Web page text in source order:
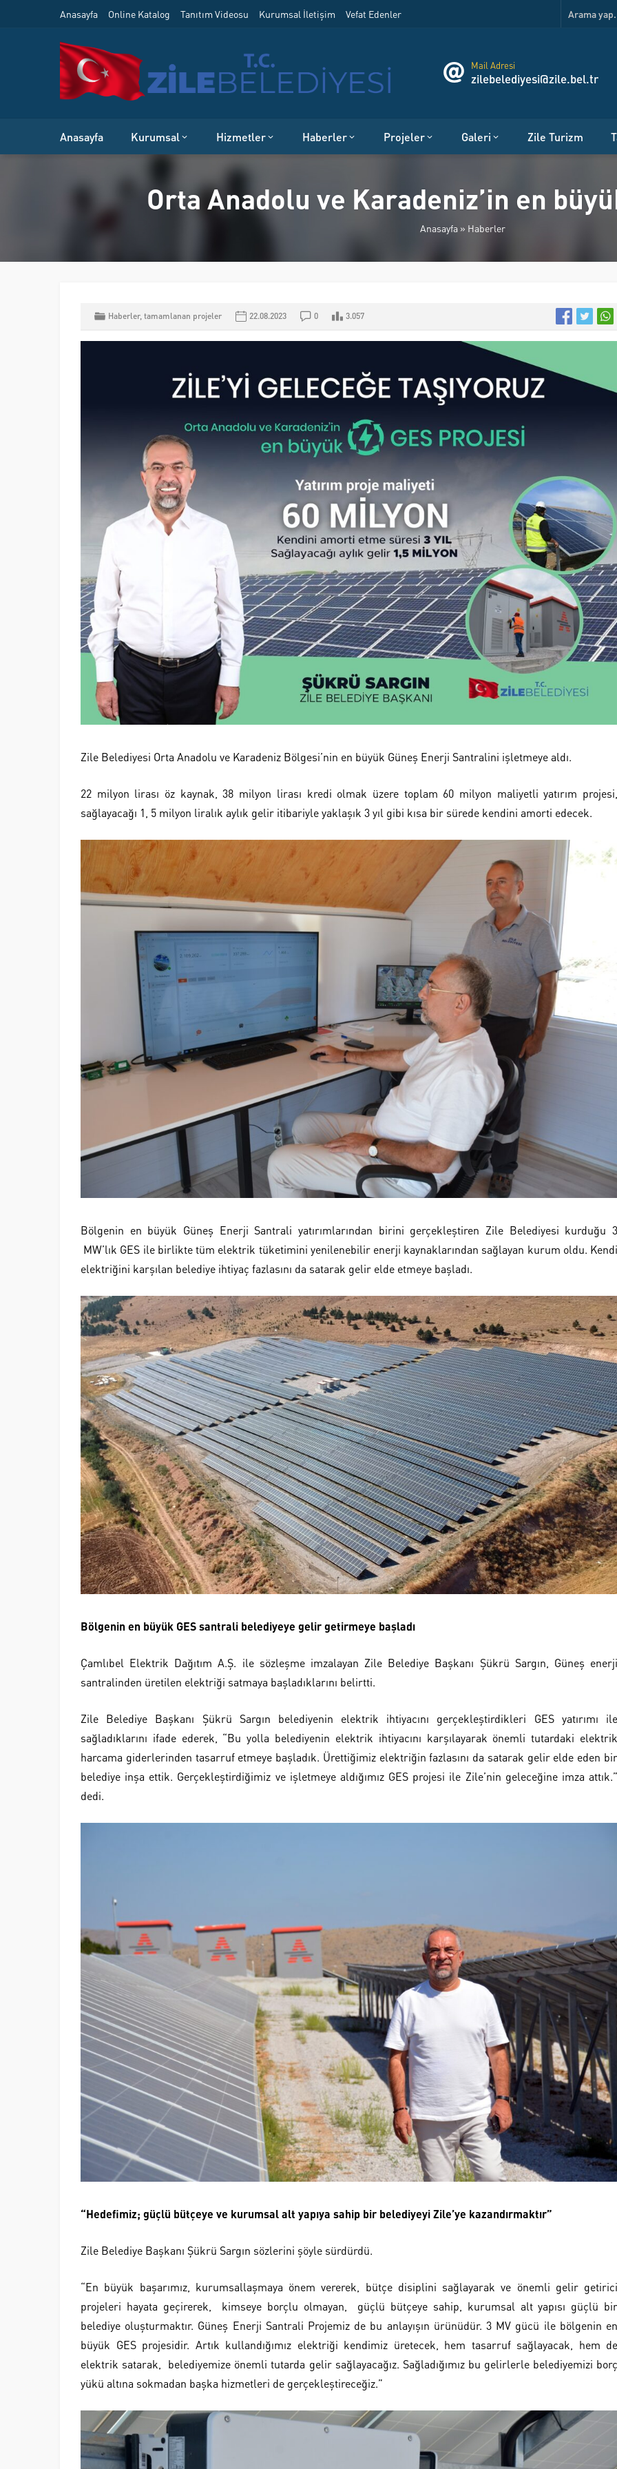
Anasayfa Online Katalog Tanıtım Videosu Kurumsal İletişim Vefat Edenler
Mail Adresi
zilebelediyesi@zile.bel.tr
Anasayfa Kurumsal Hizmetler Haberler Projeler Galeri Zile Turizm
Orta Anadolu ve Karadeniz’in en
Anasayfa » Haberler
Haberler, tamamlanan projeler 22.08.2023 0 3.057
Zile Belediyesi Orta Anadolu ve Karadeniz Bölgesi’nin en büyük Güneş Enerji Santralini işletmeye aldı.
22 milyon lirası öz kaynak, 38 milyon lirası kredi olmak üzere toplam 60 milyon maliyetli yatırım projesi,
sağlayacağı 1, 5 milyon liralık aylık gelir itibariyle yaklaşık 3 yıl gibi kısa bir sürede kendini amorti edecek.
Bölgenin en büyük Güneş Enerji Santrali yatırımlarından birini gerçekleştiren Zile Belediyesi kurduğu 3
MW’lık GES ile birlikte tüm elektrik tüketimini yenilenebilir enerji kaynaklarından sağlayan kurum oldu. Kendi
elektriğini karşılan belediye ihtiyaç fazlasını da satarak gelir elde etmeye başladı.
Bölgenin en büyük GES santrali belediyeye gelir getirmeye başladı
Çamlıbel Elektrik Dağıtım A.Ş. ile sözleşme imzalayan Zile Belediye Başkanı Şükrü Sargın, Güneş enerji
santralinden üretilen elektriği satmaya başladıklarını belirtti.
Zile Belediye Başkanı Şükrü Sargın belediyenin elektrik ihtiyacını gerçekleştirdikleri GES yatırımı ile
sağladıklarını ifade ederek, “Bu yolla belediyenin elektrik ihtiyacını karşılayarak önemli tutardaki elektrik
harcama giderlerinden tasarruf etmeye başladık. Ürettiğimiz elektriğin fazlasını da satarak gelir elde eden bir
belediye inşa ettik. Gerçekleştirdiğimiz ve işletmeye aldığımız GES projesi ile Zile’nin geleceğine imza attık.”
dedi.
“Hedefimiz; güçlü bütçeye ve kurumsal alt yapıya sahip bir belediyeyi Zile’ye kazandırmaktır”
Zile Belediye Başkanı Şükrü Sargın sözlerini şöyle sürdürdü.
“En büyük başarımız, kurumsallaşmaya önem vererek, bütçe disiplini sağlayarak ve önemli gelir getirici
projeleri hayata geçirerek, kimseye borçlu olmayan, güçlü bütçeye sahip, kurumsal alt yapısı güçlü bir
belediye oluşturmaktır. Güneş Enerji Santrali Projemiz de bu anlayışın ürünüdür. 3 MV gücü ile bölgenin en
büyük GES projesidir. Artık kullandığımız elektriği kendimiz üretecek, hem tasarruf sağlayacak, hem de
elektrik satarak, belediyemize önemli tutarda gelir sağlayacağız. Sağladığımız bu gelirlerle belediyemizi borç
yükü altına sokmadan başka hizmetleri de gerçekleştireceğiz.”